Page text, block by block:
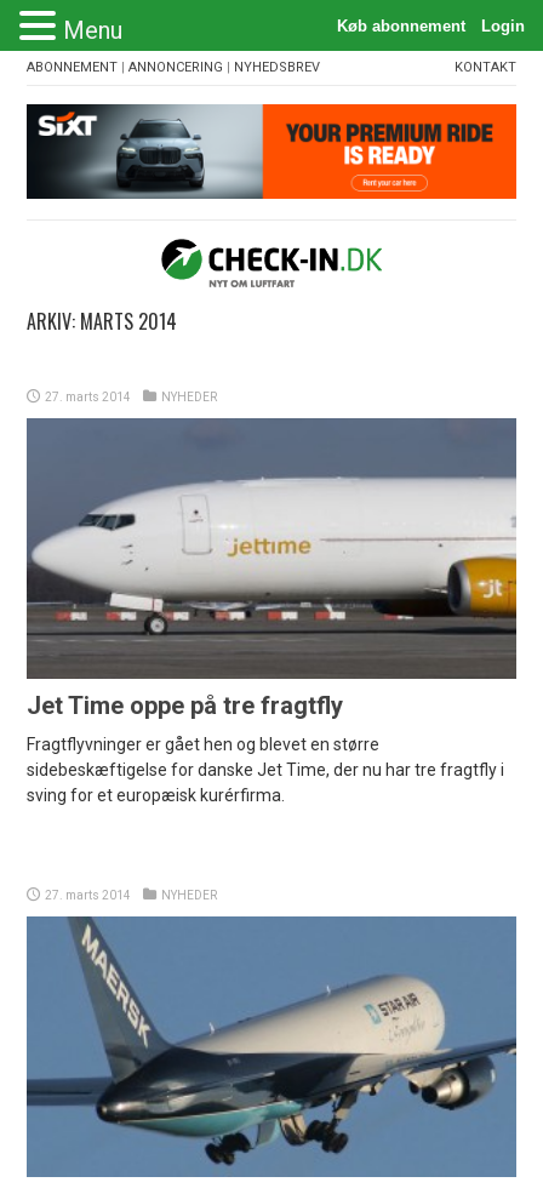
ABONNEMENT |ANNONCERING | NYHEDSBREV KONTAKT
ARKIV: MARTS 2014
27. marts 2014 NYHEDER
Jet Time oppe på tre fragtfly
Fragtflyvninger er gået hen og blevet en større
sidebeskæftigelse for danske Jet Time, der nu har tre fragtfly i
sving for et europæisk kurérfirma.
27. marts 2014 NYHEDER
Menu